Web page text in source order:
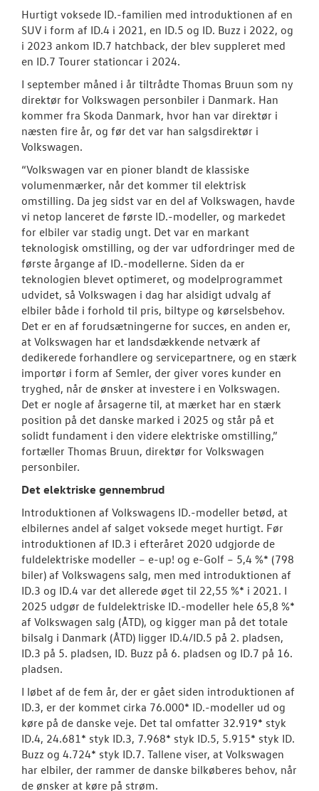
Hurtigt voksede ID.-familien med introduktionen af en
SUV i form af ID.4 i 2021, en ID.5 og ID. Buzz i 2022, og
i 2023 ankom ID.7 hatchback, der blev suppleret med
en ID.7 Tourer stationcar i 2024.
I september måned i år tiltrådte Thomas Bruun som ny
direktør for Volkswagen personbiler i Danmark. Han
kommer fra Skoda Danmark, hvor han var direktør i
næsten fire år, og før det var han salgsdirektør i
Volkswagen.
“Volkswagen var en pioner blandt de klassiske
volumenmærker, når det kommer til elektrisk
omstilling. Da jeg sidst var en del af Volkswagen, havde
vi netop lanceret de første ID.-modeller, og markedet
for elbiler var stadig ungt. Det var en markant
teknologisk omstilling, og der var udfordringer med de
første årgange af ID.-modellerne. Siden da er
teknologien blevet optimeret, og modelprogrammet
udvidet, så Volkswagen i dag har alsidigt udvalg af
elbiler både i forhold til pris, biltype og kørselsbehov.
Det er en af forudsætningerne for succes, en anden er,
at Volkswagen har et landsdækkende netværk af
dedikerede forhandlere og servicepartnere, og en stærk
importør i form af Semler, der giver vores kunder en
tryghed, når de ønsker at investere i en Volkswagen.
Det er nogle af årsagerne til, at mærket har en stærk
position på det danske marked i 2025 og står på et
solidt fundament i den videre elektriske omstilling,”
fortæller Thomas Bruun, direktør for Volkswagen
personbiler.
Det elektriske gennembrud
Introduktionen af Volkswagens ID.-modeller betød, at
elbilernes andel af salget voksede meget hurtigt. Før
introduktionen af ID.3 i efteråret 2020 udgjorde de
fuldelektriske modeller – e-up! og e-Golf – 5,4 %* (798
biler) af Volkswagens salg, men med introduktionen af
ID.3 og ID.4 var det allerede øget til 22,55 %* i 2021. I
2025 udgør de fuldelektriske ID.-modeller hele 65,8 %*
af Volkswagen salg (ÅTD), og kigger man på det totale
bilsalg i Danmark (ÅTD) ligger ID.4/ID.5 på 2. pladsen,
ID.3 på 5. pladsen, ID. Buzz på 6. pladsen og ID.7 på 16.
pladsen.
I løbet af de fem år, der er gået siden introduktionen af
ID.3, er der kommet cirka 76.000* ID.-modeller ud og
køre på de danske veje. Det tal omfatter 32.919* styk
ID.4, 24.681* styk ID.3, 7.968* styk ID.5, 5.915* styk ID.
Buzz og 4.724* styk ID.7. Tallene viser, at Volkswagen
har elbiler, der rammer de danske bilkøberes behov, når
de ønsker at køre på strøm.